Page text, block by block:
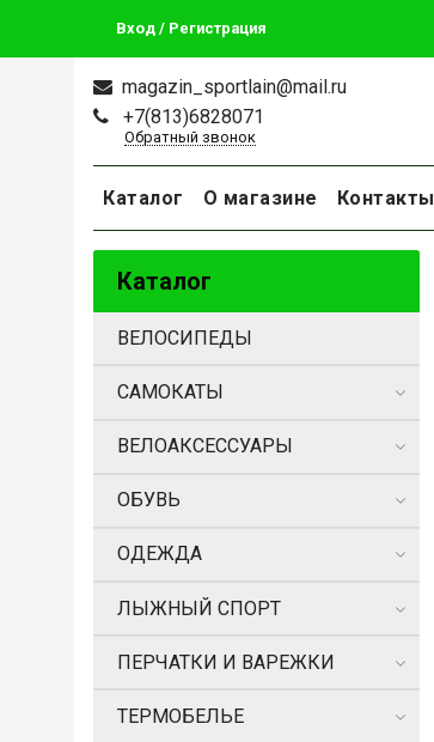
Вход / Регистрация
magazin_sportlain@mail.ru
+7(813)6828071
Обратный звонок
Каталог О магазине Контакты
Каталог
ВЕЛОСИПЕДЫ
САМОКАТЫ
ВЕЛОАКСЕССУАРЫ
ОБУВЬ
ОДЕЖДА
ЛЫЖНЫЙ СПОРТ
ПЕРЧАТКИ И ВАРЕЖКИ
ТЕРМОБЕЛЬЕ